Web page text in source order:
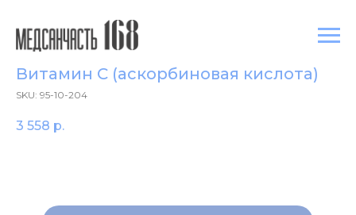
Витамин C (аскорбиновая кислота)
SKU: 95-10-204
3 558 р.